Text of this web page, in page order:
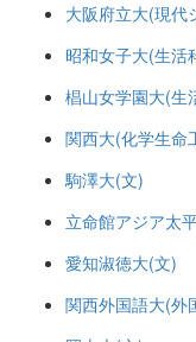
大阪府立大(現代
昭和女子大(生活
椙山女学園大(生
関西大(化学生命
駒澤大(文)
立命館アジア太
愛知淑徳大(文)
関西外国語大(外